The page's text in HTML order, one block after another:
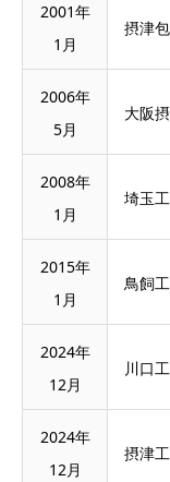
2001年
1月
摂津
2006年
5月
大阪
2008年
1月
埼玉
2015年
1月
鳥飼
2024年
12月
川口
2024年
12月
摂津